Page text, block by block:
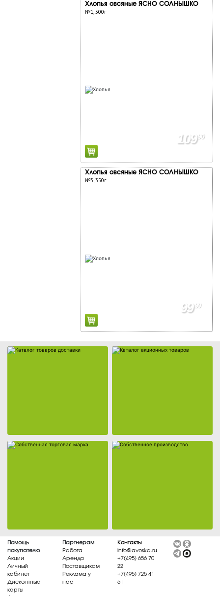
Хлопья овсяные ЯСНО СОЛНЫШКО
№1, 500г
10990
Хлопья овсяные ЯСНО СОЛНЫШКО
№3, 350г
9990
Помощь
покупателю
Акции
Личный
кабинет
Дисконтные
карты
Партнерам
Работа
Аренда
Поставщикам
Реклама у
нас
Контакты
info@avoska.ru
+7(495) 656 70
22
+7(495) 725 41
51